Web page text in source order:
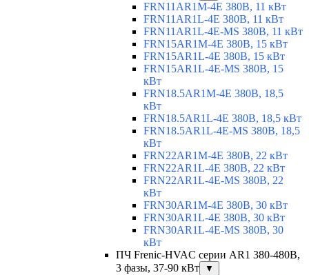
FRN11AR1M-4E 380В, 11 кВт
FRN11AR1L-4E 380В, 11 кВт
FRN11AR1L-4E-MS 380В, 11 кВт
FRN15AR1M-4E 380В, 15 кВт
FRN15AR1L-4E 380В, 15 кВт
FRN15AR1L-4E-MS 380В, 15
кВт
FRN18.5AR1M-4E 380В, 18,5
кВт
FRN18.5AR1L-4E 380В, 18,5 кВт
FRN18.5AR1L-4E-MS 380В, 18,5
кВт
FRN22AR1M-4E 380В, 22 кВт
FRN22AR1L-4E 380В, 22 кВт
FRN22AR1L-4E-MS 380В, 22
кВт
FRN30AR1M-4E 380В, 30 кВт
FRN30AR1L-4E 380В, 30 кВт
FRN30AR1L-4E-MS 380В, 30
кВт
ПЧ Frenic-HVAC серии AR1 380-480В,
3 фазы, 37-90 кВт
▼